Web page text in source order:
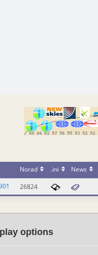
Norad .ini News
26824
options